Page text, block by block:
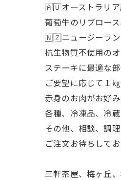
🇦🇺オーストラリ
葡萄牛のリブロー
🇳🇿ニュージーラ
抗生物質不使用のオ
ステーキに最適な
ご要望に応じて１
赤身のお肉がお好
各種、冷凍品、冷
その他、相談、調
ご注文お待ちしてお
三軒茶屋、梅ヶ丘